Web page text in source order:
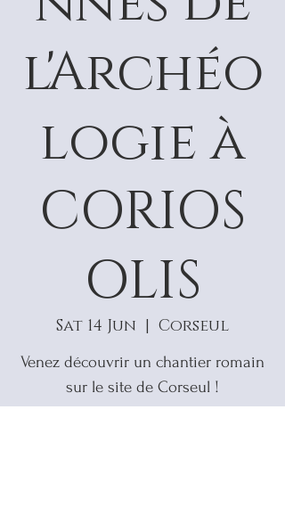
l'Archéo
logie à
CORIOS
OLIS
Sat 14 Jun
  |
Corseul
Venez découvrir un chantier romain
sur le site de Corseul !